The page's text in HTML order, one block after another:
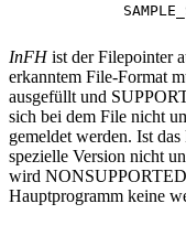
InFHist der Filepointer
erkanntem File-Format
ausgefüllt und
sich bei dem File nicht
gemeldet werden. Ist
spezielle Version nicht
wird
Hauptprogramm keine